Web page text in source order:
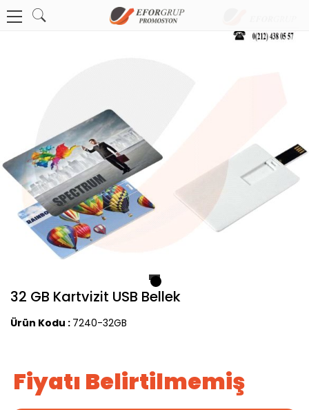
32 GB Kartvizit USB Bellek
Ürün Kodu : 7240-32GB
Fiyatı Belirtilmemiş